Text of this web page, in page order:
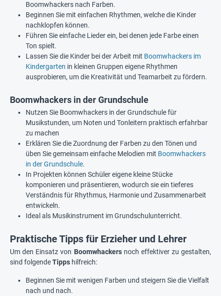
Boomwhackers nach Farben.
Beginnen Sie mit einfachen Rhythmen, welche die Kinder
nachklopfen können.
Führen Sie einfache Lieder ein, bei denen jede Farbe einen
Ton spielt.
Lassen Sie die Kinder bei der Arbeit mit Boomwhackers im
Kindergarten in kleinen Gruppen eigene Rhythmen
ausprobieren, um die Kreativität und Teamarbeit zu fördern.
Boomwhackers in der Grundschule
Nutzen Sie Boomwhackers in der Grundschule für
Musikstunden, um Noten und Tonleitern praktisch erfahrbar
zu machen
Erklären Sie die Zuordnung der Farben zu den Tönen und
üben Sie gemeinsam einfache Melodien mit Boomwhackers
in der Grundschule.
In Projekten können Schüler eigene kleine Stücke
komponieren und präsentieren, wodurch sie ein tieferes
Verständnis für Rhythmus, Harmonie und Zusammenarbeit
entwickeln.
Ideal als Musikinstrument im Grundschulunterricht.
Praktische Tipps für Erzieher und Lehrer
Um den Einsatz von Boomwhackersnoch effektiver zu gestalten,
sind folgendeTipps hilfreich:
Beginnen Sie mit wenigen Farben und steigern Sie die Vielfalt
nach und nach.